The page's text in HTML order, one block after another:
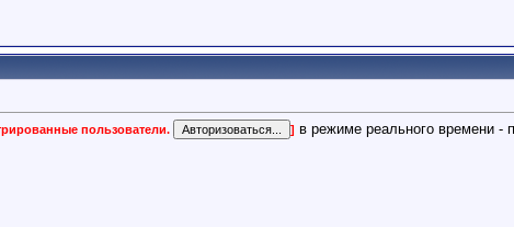
пользователи. ] в режиме реального времени -